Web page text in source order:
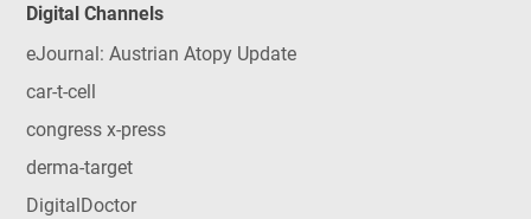
Digital Channels
eJournal: Austrian Atopy Update
car-t-cell
congress x-press
derma-target
DigitalDoctor